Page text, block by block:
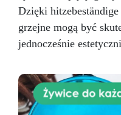
Dzięki
grzejne mogą być
jednocześnie